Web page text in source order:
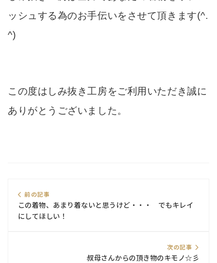
ッシュする為のお手伝いをさせて頂きます(^.
^)
この度はしみ抜き工房をご利用いただき誠に
ありがとうございました。
前の記事
この着物、あまり着ないと思うけど・・・ でもキレイ
にしてほしい！
次の記事
叔母さんからの頂き物のキモノ☆彡